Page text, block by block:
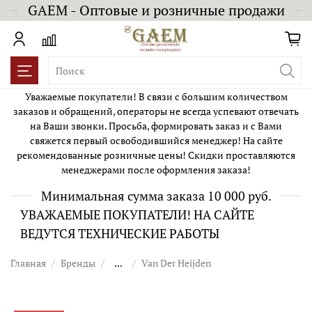
GAEM - Оптовые и розничные продажи
Уважаемые покупатели! В связи с большим количеством
заказов и обращений, операторы не всегда успевают отвечать
на Ваши звонки. Просьба, формировать заказ и с Вами
свяжется первый освободившийся менеджер! На сайте
рекомендованные розничные цены! Скидки проставляются
менеджерами после оформления заказа!
Минимальная сумма заказа 10 000 руб.
УВАЖАЕМЫЕ ПОКУПАТЕЛИ! НА САЙТЕ
ВЕДУТСЯ ТЕХНИЧЕСКИЕ РАБОТЫ
Главная Бренды ... Van Der Heijden